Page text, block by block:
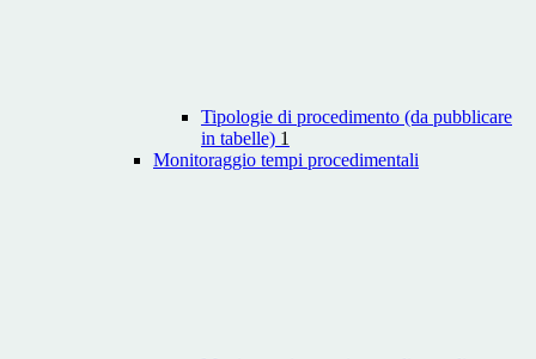
Tipologie di procedimento (da pubblicare
in tabelle) 1
Monitoraggio tempi procedimentali